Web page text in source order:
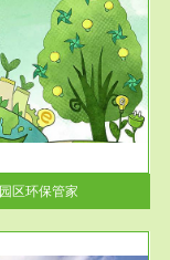
园区环保管家